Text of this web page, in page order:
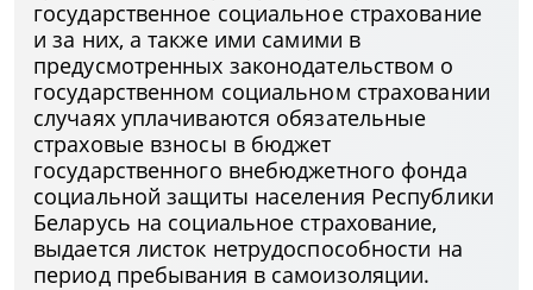
государственное социальное страхование
и за них, а также ими самими в
предусмотренных законодательством о
государственном социальном страховании
случаях уплачиваются обязательные
страховые взносы в бюджет
государственного внебюджетного фонда
социальной защиты населения Республики
Беларусь на социальное страхование,
выдается листок нетрудоспособности на
период пребывания в самоизоляции.